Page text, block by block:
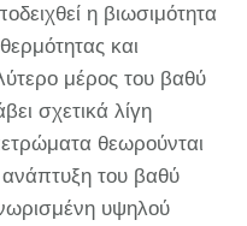
η βιωσιμότητα
και
μέρος του βαθύ
σχετικά λίγη
θεωρούνται
του βαθύ
υψηλού